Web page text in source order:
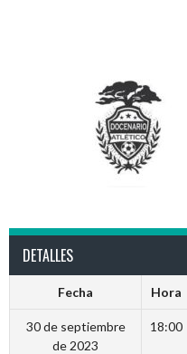
DETALLES
Fecha Hora
30 de septiembre
de 2023
18:00